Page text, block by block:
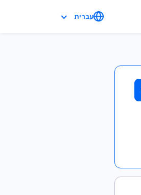
עברית